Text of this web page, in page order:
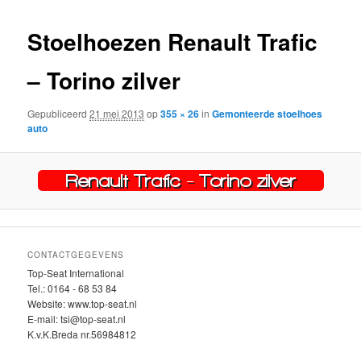
Stoelhoezen Renault Trafic
– Torino zilver
Gepubliceerd21 mei 2013 op355 × 26inGemonteerde stoelhoes
auto
CONTACTGEGEVENS
Top-Seat International
Tel.: 0164 - 68 53 84
Website: www.top-seat.nl
E-mail: tsi@top-seat.nl
K.v.K.Breda nr.56984812